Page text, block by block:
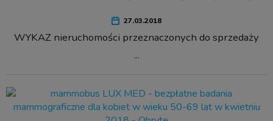
27.03.2018
WYKAZ nieruchomości przeznaczonych do sprzedaży
...